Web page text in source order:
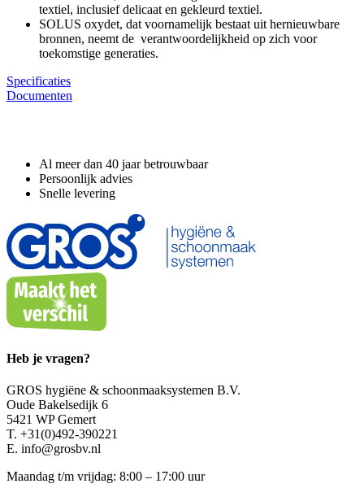
textiel, inclusief delicaat en gekleurd textiel.
SOLUS oxydet, dat voornamelijk bestaat uit hernieuwbare
bronnen, neemt de verantwoordelijkheid op zich voor
toekomstige generaties.
Specificaties
Documenten
Al meer dan 40 jaar betrouwbaar
Persoonlijk advies
Snelle levering
Heb je vragen?
GROS hygiëne & schoonmaaksystemen B.V.
Oude Bakelsedijk 6
5421 WP Gemert
T. +31(0)492-390221
E. info@grosbv.nl
Maandag t/m vrijdag: 8:00 – 17:00 uur